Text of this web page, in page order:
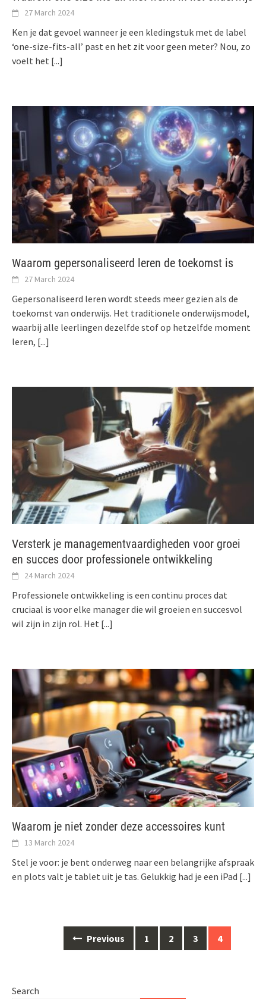
27 March 2024
Ken je dat gevoel wanneer je een kledingstuk met de label
‘one-size-fits-all’ past en het zit voor geen meter? Nou, zo
voelt het [...]
Waarom gepersonaliseerd leren de toekomst is
27 March 2024
Gepersonaliseerd leren wordt steeds meer gezien als de
toekomst van onderwijs. Het traditionele onderwijsmodel,
waarbij alle leerlingen dezelfde stof op hetzelfde moment
leren, [...]
Versterk je managementvaardigheden voor groei
en succes door professionele ontwikkeling
24 March 2024
Professionele ontwikkeling is een continu proces dat
cruciaal is voor elke manager die wil groeien en succesvol
wil zijn in zijn rol. Het [...]
Waarom je niet zonder deze accessoires kunt
13 March 2024
Stel je voor: je bent onderweg naar een belangrijke afspraak
en plots valt je tablet uit je tas. Gelukkig had je een iPad [...]
Previous 1 2 3 4
Search